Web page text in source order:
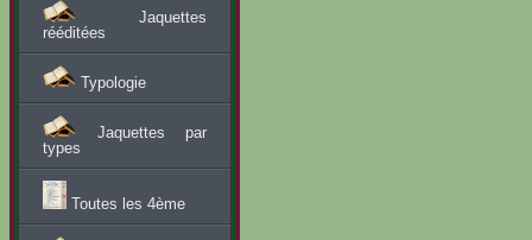
Jaquettes
rééditées
Typologie
Jaquettes par
types
Toutes les 4ème